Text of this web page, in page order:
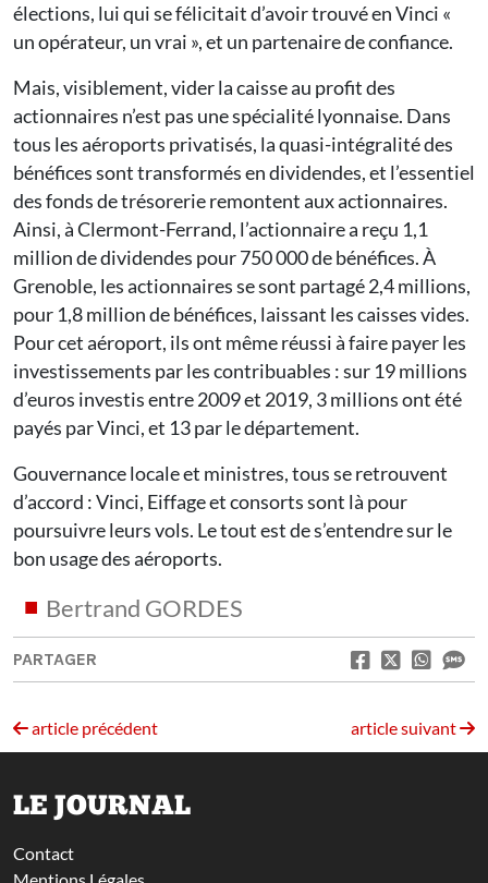
élections, lui qui se félicitait d’avoir trouvé en Vinci «
un opérateur, un vrai », et un partenaire de confiance.
Mais, visiblement, vider la caisse au profit des
actionnaires n’est pas une spécialité lyonnaise. Dans
tous les aéroports privatisés, la quasi-intégralité des
bénéfices sont transformés en dividendes, et l’essentiel
des fonds de trésorerie remontent aux actionnaires.
Ainsi, à Clermont-Ferrand, l’actionnaire a reçu 1,1
million de dividendes pour 750 000 de bénéfices. À
Grenoble, les actionnaires se sont partagé 2,4 millions,
pour 1,8 million de bénéfices, laissant les caisses vides.
Pour cet aéroport, ils ont même réussi à faire payer les
investissements par les contribuables : sur 19 millions
d’euros investis entre 2009 et 2019, 3 millions ont été
payés par Vinci, et 13 par le département.
Gouvernance locale et ministres, tous se retrouvent
d’accord : Vinci, Eiffage et consorts sont là pour
poursuivre leurs vols. Le tout est de s’entendre sur le
bon usage des aéroports.
Bertrand GORDES
PARTAGER
article précédent article suivant
LE JOURNAL
Contact